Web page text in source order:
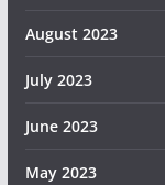
August 2023
July 2023
June 2023
May 2023